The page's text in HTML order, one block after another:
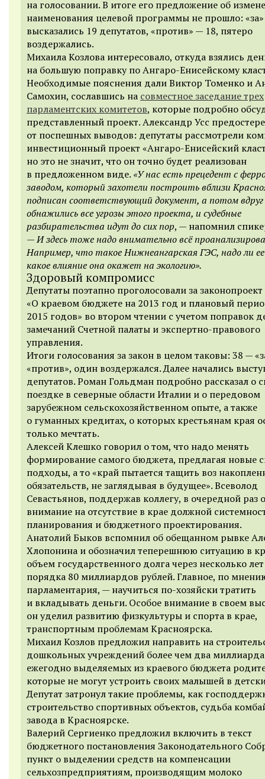
на голосовании. В итоге его предложение об
наименования целевой программы не прошло: «за»
высказались 19 депутатов, «против» — 18, пятеро
воздержались.
Михаила Козлова интересовало, откуда взялись
на большую поправку по Ангаро-Енисейскому
Необходимые пояснения дали Виктор Томенко и
Самохин, сославшись на совместное заседание трех
парламентских комитетов, которые подробно
представленный проект. Александр Усс
от поспешных выводов: депутаты рассмотрели
инвестиционный проект «Ангаро-Енисейский
но это не значит, что он точно будет реализован
в предложенном виде. «У нас есть прецедент с
заводом, который захотели построить вблизи
подписан соответствующий документ, а потом вдруг
обнажились все угрозы этого проекта, и судебные
разбирательства идут до сих пор, — напомнил
—И здесь тоже надо внимательно всё
Например, что такое Нижнеангарская ГЭС, надо ли
какое влияние она окажет на экологию».
Здоровый компромисс
Депутаты поэтапно проголосовали за законопроект
«О краевом бюджете на 2013 год и плановый
2015 годов» во втором чтении с учетом поправок
замечаний Счетной палаты и экспертно-правового
управления.
Итоги голосования за закон в целом таковы: 38 —
«против», один воздержался. Далее начались
депутатов. Роман Гольдман подробно рассказал о
поездке в северные области Италии и о передовом
зарубежном сельскохозяйственном опыте, а также
о гуманных кредитах, о которых крестьянам края
только мечтать.
Алексей Клешко говорил о том, что надо менять
формирование самого бюджета, предлагая новые
подходы, а то «край пытается тащить воз
обязательств, не заглядывая в будущее». Всеволод
Севастьянов, поддержав коллегу, в очередной раз
внимание на отсутствие в крае должной
планирования и бюджетного проектирования.
Анатолий Быков вспомнил об обещанном рывке
Хлопонина и обозначил теперешнюю ситуацию в
объем государственного долга через несколько
порядка 80 миллиардов рублей. Главное, по
парламентария, — научиться по-хозяйски тратить
и вкладывать деньги. Особое внимание в своем
он уделил развитию физкультуры и спорта в крае,
транспортным проблемам Красноярска.
Михаил Козлов предложил направить на
дошкольных учреждений более чем два
ежегодно выделяемых из краевого бюджета
которые не могут устроить своих малышей в
Депутат затронул такие проблемы, как
строительство спортивных объектов, судьба
завода в Красноярске.
Валерий Сергиенко предложил включить в текст
бюджетного постановления Законодательного
пункт о выделении средств на компенсации
сельхозпредприятиям, производящим молоко